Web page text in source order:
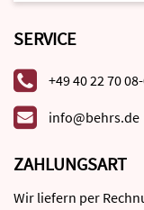
SERVICE
+49 40 22 70
info@behrs.de
ZAHLUNGSART
Wir liefern per